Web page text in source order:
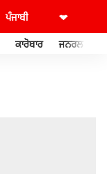
ਕਾਰੋਬਾਰ ਜਨਰਲ ਨੌਲਜ